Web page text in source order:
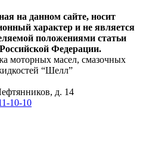
на данном сайте, носит
характер и не является
положениями статьи
Федерации.
моторных масел, смазочных
“Шелл”
д. 14
10-10